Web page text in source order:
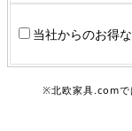
当社からのお得
※北欧家具.comで